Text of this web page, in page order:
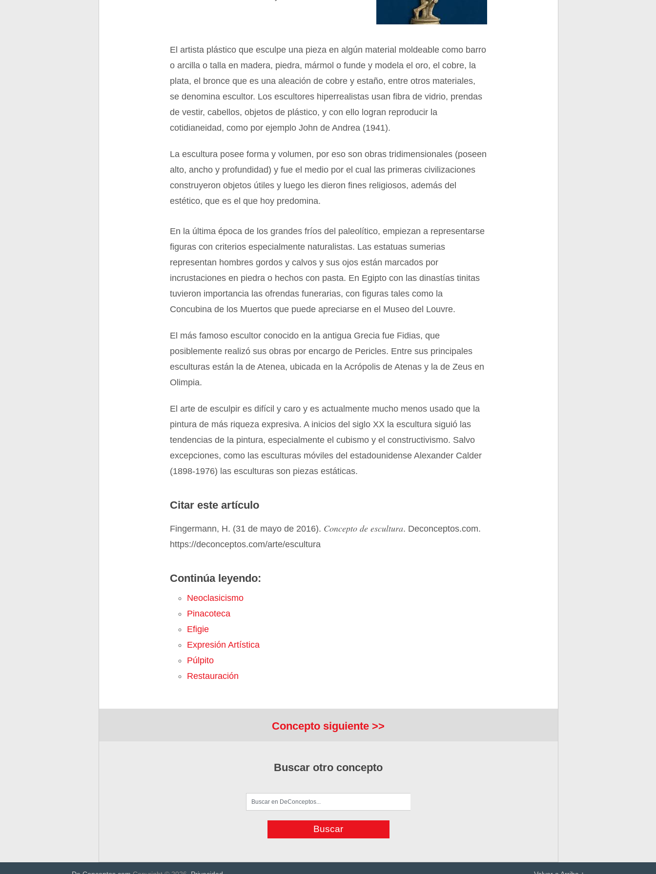
El artista plástico que esculpe una pieza en algún material moldeable como barro
o arcilla o talla en madera, piedra, mármol o funde y modela el oro, el cobre, la
plata, el bronce que es una aleación de cobre y estaño, entre otros materiales,
se denomina escultor. Los escultores hiperrealistas usan fibra de vidrio, prendas
de vestir, cabellos, objetos de plástico, y con ello logran reproducir la
cotidianeidad, como por ejemplo John de Andrea (1941).
La escultura posee forma y volumen, por eso son obras tridimensionales (poseen
alto, ancho y profundidad) y fue el medio por el cual las primeras civilizaciones
construyeron objetos útiles y luego les dieron fines religiosos, además del
estético, que es el que hoy predomina.
En la última época de los grandes fríos del paleolítico, empiezan a representarse
figuras con criterios especialmente naturalistas. Las estatuas sumerias
representan hombres gordos y calvos y sus ojos están marcados por
incrustaciones en piedra o hechos con pasta. En Egipto con las dinastías tinitas
tuvieron importancia las ofrendas funerarias, con figuras tales como la
Concubina de los Muertos que puede apreciarse en el Museo del Louvre.
El más famoso escultor conocido en la antigua Grecia fue Fidias, que
posiblemente realizó sus obras por encargo de Pericles. Entre sus principales
esculturas están la de Atenea, ubicada en la Acrópolis de Atenas y la de Zeus en
Olimpia.
El arte de esculpir es difícil y caro y es actualmente mucho menos usado que la
pintura de más riqueza expresiva. A inicios del siglo XX la escultura siguió las
tendencias de la pintura, especialmente el cubismo y el constructivismo. Salvo
excepciones, como las esculturas móviles del estadounidense Alexander Calder
(1898-1976) las esculturas son piezas estáticas.
Citar este artículo
Fingermann, H. (31 de mayo de 2016). Concepto de escultura. Deconceptos.com.
https://deconceptos.com/arte/escultura
Continúa leyendo:
Neoclasicismo
Pinacoteca
Efigie
Expresión Artística
Púlpito
Restauración
Concepto siguiente >>
Buscar otro concepto